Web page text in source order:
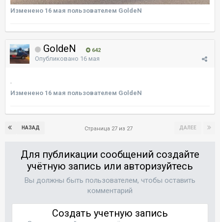
Изменено 16 мая пользователем GoldeN
GoldeN 642
Опубликовано 16 мая
.
Изменено 16 мая пользователем GoldeN
НАЗАД ДАЛЕЕ
Страница 27 из 27
Для публикации сообщений создайте
учётную запись или авторизуйтесь
Вы должны быть пользователем, чтобы оставить
комментарий
Создать учетную запись